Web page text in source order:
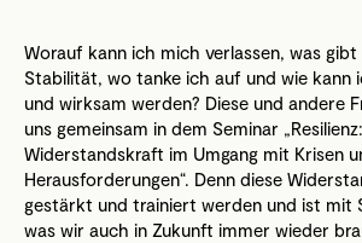
Worauf kann ich mich verlassen, was
Stabilität, wo tanke ich auf und wie kann
und wirksam werden? Diese und andere
uns gemeinsam in dem Seminar
Widerstandskraft im Umgang mit Krisen
Herausforderungen“. Denn diese
gestärkt und trainiert werden und ist mit
was wir auch in Zukunft immer wieder